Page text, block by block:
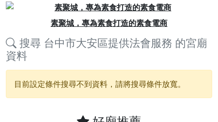
素聚城，專為素食打造的素食電商
Previous
搜尋 台中市大安區提供法會服務 的宮廟
資料
目前設定條件搜尋不到資料，請將搜尋條件放寬。